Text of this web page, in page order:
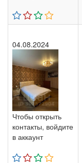
04.08.2024
Чтобы открыть
контакты, войдите
в аккаунт